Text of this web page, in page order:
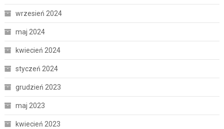
wrzesień 2024
maj 2024
kwiecień 2024
styczeń 2024
grudzień 2023
maj 2023
kwiecień 2023